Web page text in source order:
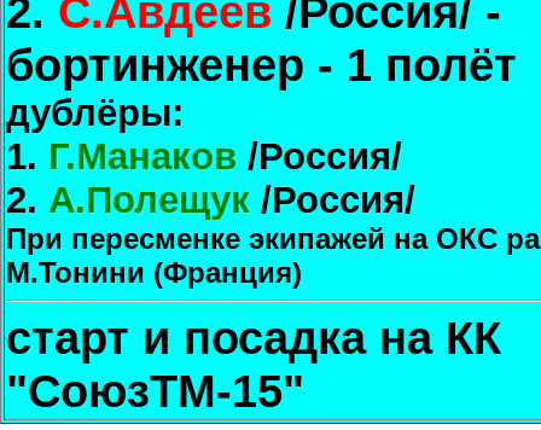
2. С.Авдеев /Россия/ -
бортинженер - 1 полёт
дублёры:
1. Г.Манаков /Россия/
2. А.Полещук /Россия/
При пересменке экипажей на ОКС
М.Тонини (Франция)
старт и посадка на КК
"СоюзТМ-15"